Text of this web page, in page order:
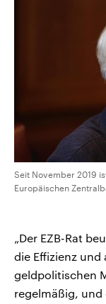
Seit November 2019
Europäischen
„Der EZB-Rat
die Effizienz
geldpolitischen
regelmäßig, und